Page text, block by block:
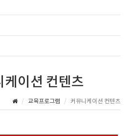
케이션 컨텐츠
교육프로그램 커뮤니케이션 컨텐츠